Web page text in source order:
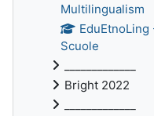
Multilingualism
EduEtnoLing
Scuole
Bright 2022